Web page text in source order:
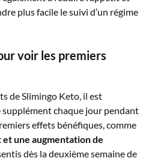
plus facile le suivi d’un régime
voir les premiers
de Slimingo Keto, il est
supplément chaque jour pendant
effets bénéfiques, comme
une augmentation de
dès la deuxième semaine de